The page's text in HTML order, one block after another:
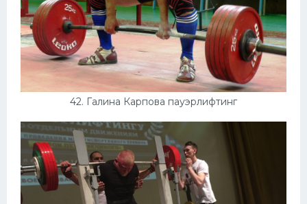
42. Галина Карпова пауэрлифтинг